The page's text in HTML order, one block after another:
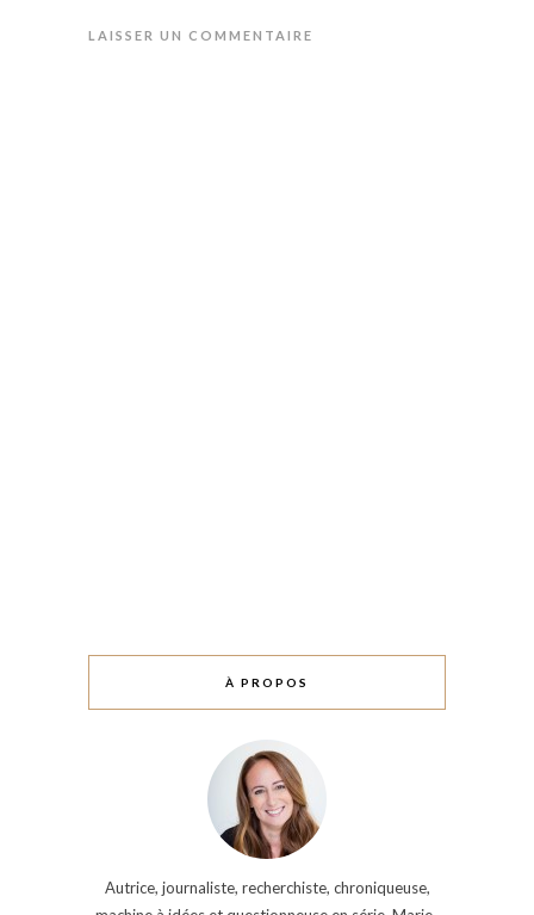
LAISSER UN COMMENTAIRE
À PROPOS
Autrice, journaliste, recherchiste, chroniqueuse,